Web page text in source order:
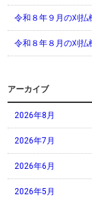
令和８年９月の刈払
令和８年８月の刈払
アーカイブ
2026年8月
2026年7月
2026年6月
2026年5月